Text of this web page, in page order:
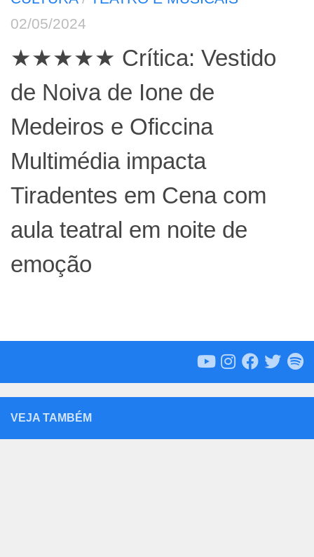
02/05/2024
★★★★★ Crítica: Vestido
de Noiva de Ione de
Medeiros e Oficcina
Multimédia impacta
Tiradentes em Cena com
aula teatral em noite de
emoção
VEJA TAMBÉM